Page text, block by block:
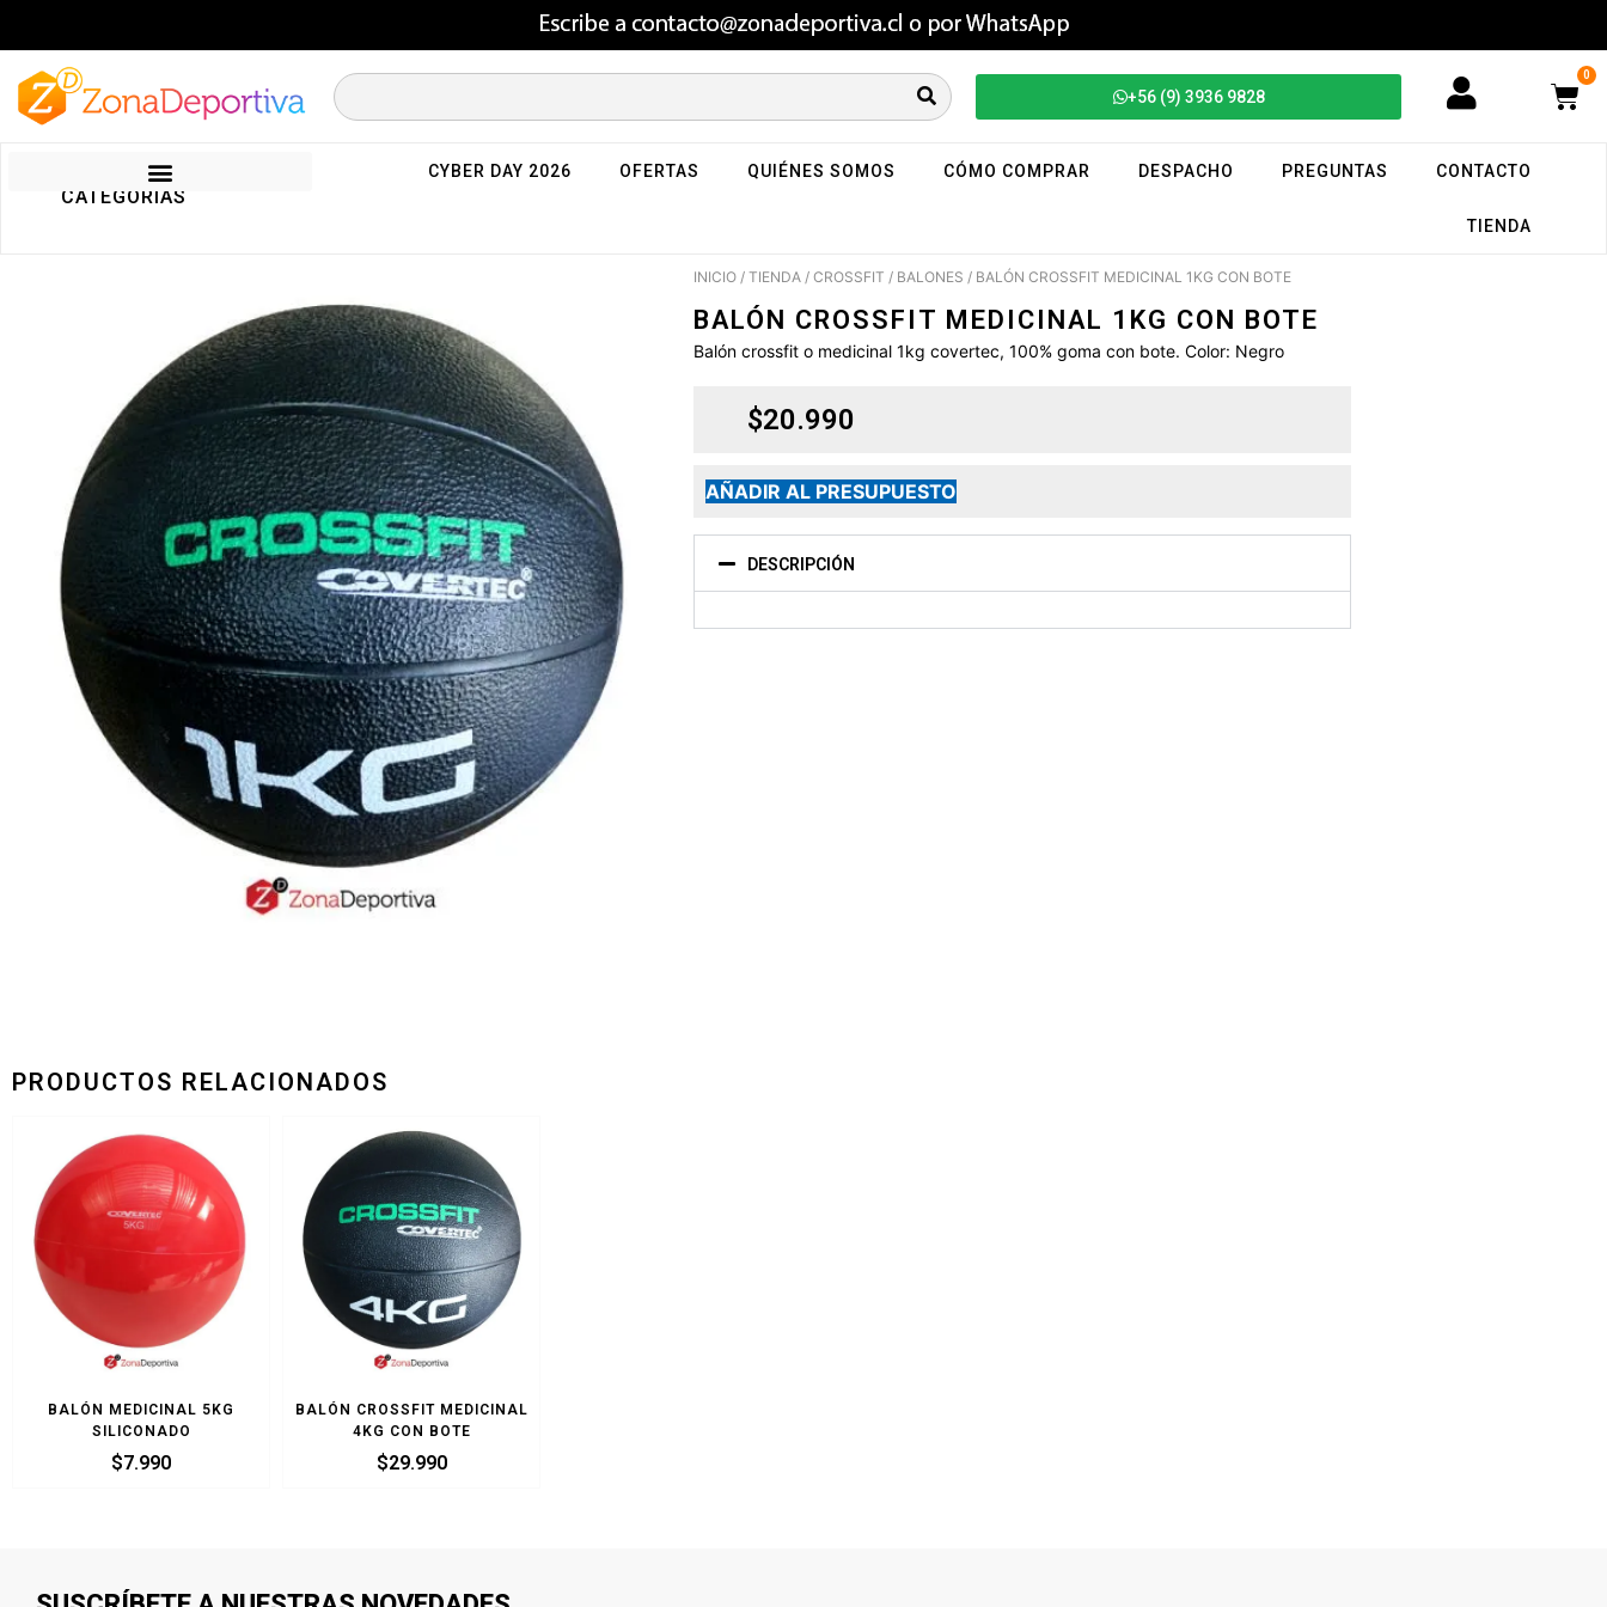
+56 (9) 3936 9828
0
CATEGORIAS
CYBER DAY 2026 OFERTAS QUIÉNES SOMOS CÓMO COMPRAR DESPACHO PREGUNTAS CONTACTO
TIENDA
INICIO / TIENDA / CROSSFIT / BALONES / BALÓN CROSSFIT MEDICINAL 1KG CON BOTE
BALÓN CROSSFIT MEDICINAL 1KG CON BOTE
Balón crossfit o medicinal 1kg covertec, 100% goma con bote. Color: Negro
$20.990
AÑADIR AL PRESUPUESTO
DESCRIPCIÓN
PRODUCTOS RELACIONADOS
BALÓN MEDICINAL 5KG
SILICONADO
$7.990
BALÓN CROSSFIT MEDICINAL
4KG CON BOTE
$29.990